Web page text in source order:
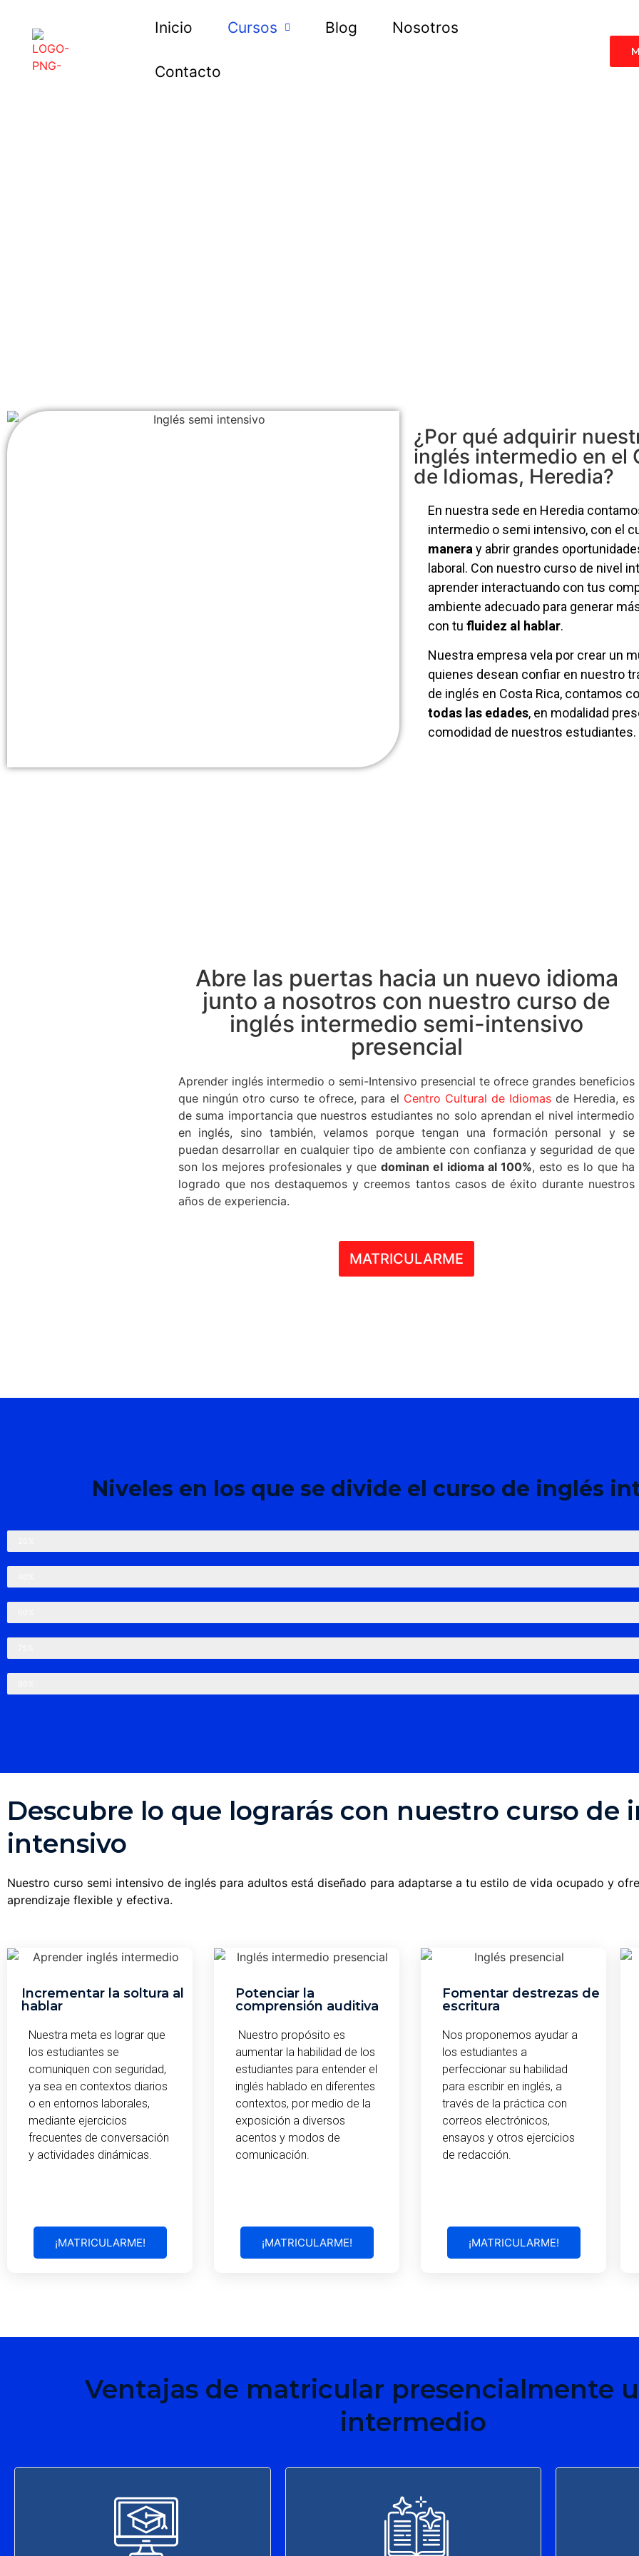
Inicio Cursos Blog Nosotros
Contacto
¿Por qué adquirir
inglés intermedio en el
de Idiomas, Heredia?
En nuestra sede en Heredia
intermedio o semi intensivo, con el
manera y abrir grandes
laboral. Con nuestro curso de nivel
aprender interactuando con tus
ambiente adecuado para generar
con tu fluidez al hablar.
Nuestra empresa vela por crear un
quienes desean confiar en nuestro
de inglés en Costa Rica, contamos
todas las edades, en modalidad
comodidad de nuestros estudiantes.
Abre las puertas hacia un nuevo idioma
junto a nosotros con nuestro curso de
inglés intermedio semi-intensivo
presencial
Aprender inglés intermedio o semi-Intensivo presencial te ofrece grandes beneficios
que ningún otro curso te ofrece, para el Centro Cultural de Idiomasde Heredia, es
de suma importancia que nuestros estudiantes no solo aprendan el nivel intermedio
en inglés, sino también, velamos porque tengan una formación personal y se
puedan desarrollar en cualquier tipo de ambiente con confianza y seguridad de que
son los mejores profesionales y quedominan el idioma al 100%, esto es lo que ha
logrado que nos destaquemos y creemos tantos casos de éxito durante nuestros
años de experiencia.
MATRICULARME
Niveles en los que se divide el curso de inglés
Descubre lo que lograrás con nuestro curso de
intensivo
Nuestro curso semi intensivo de inglés para adultos está diseñado para adaptarse a tu estilo de vida ocupado y
aprendizaje flexible y efectiva.
Incrementar la soltura al
hablar
Nuestra meta es lograr que
los estudiantes se
comuniquen con seguridad,
ya sea en contextos diarios
o en entornos laborales,
mediante ejercicios
frecuentes de conversación
y actividades dinámicas.
¡MATRICULARME!
Potenciar la
comprensión auditiva
Nuestro propósito es
aumentar la habilidad de los
estudiantes para entender el
inglés hablado en diferentes
contextos, por medio de la
exposición a diversos
acentos y modos de
comunicación.
¡MATRICULARME!
Fomentar destrezas de
escritura
Nos proponemos ayudar a
los estudiantes a
perfeccionar su habilidad
para escribir en inglés, a
través de la práctica con
correos electrónicos,
ensayos y otros ejercicios
de redacción.
¡MATRICULARME!
Ventajas de matricular presencialmente
intermedio